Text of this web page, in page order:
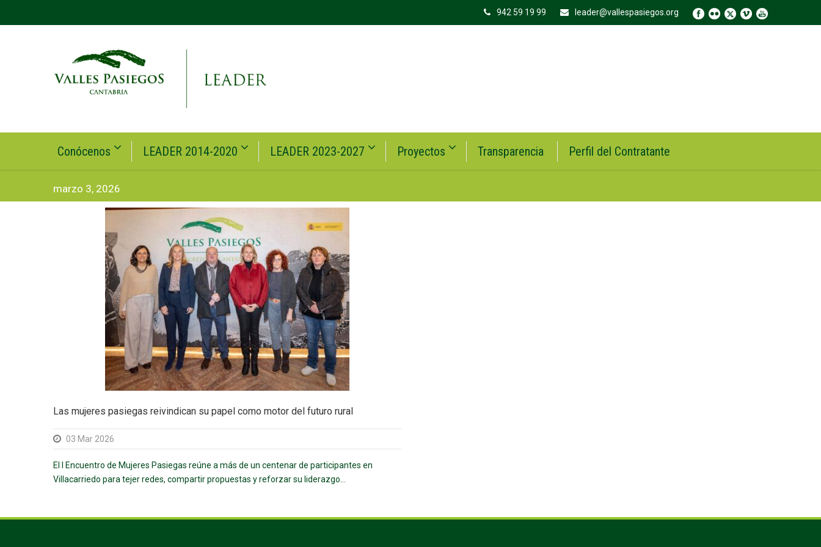
942 59 19 99 leader@vallespasiegos.org
Conócenos LEADER 2014-2020 LEADER 2023-2027 Proyectos Transparencia Perfil del Contratante
marzo 3, 2026
Las mujeres pasiegas reivindican su papel como motor del futuro rural
03 Mar 2026
El I Encuentro de Mujeres Pasiegas reúne a más de un centenar de participantes en
Villacarriedo para tejer redes, compartir propuestas y reforzar su liderazgo...